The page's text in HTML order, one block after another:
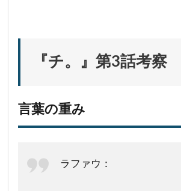
『チ。』第3話考察
言葉の重み
ラファウ：